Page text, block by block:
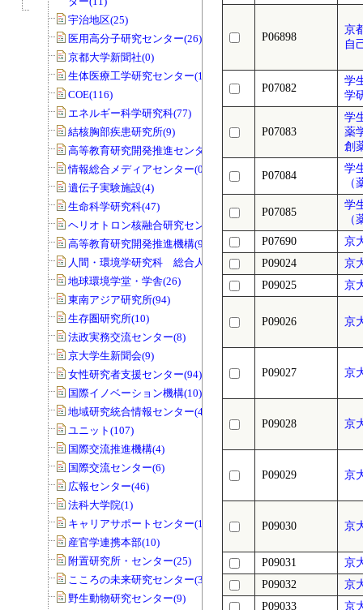
宇治地区(25)
医用高分子研究センター(26)
京都大学新聞社(0)
生体医療工学研究センター(19)
COE(116)
エネルギー科学研究科(77)
結核胸部疾患研究所(9)
高等教育研究開発推進センター(68)
情報総合メディアセンター(0)
遺伝子実験施設(4)
生命科学研究科(47)
ヘリオトロン核融合研究センター(8)
高等教育研究開発推進機構(99)
人間・環境学研究科 総合人間学部(28)
地球環境学堂・学舎(26)
東南アジア研究所(94)
生存圏研究所(10)
法政実務交流センター(8)
京大学生新聞会(9)
女性研究者支援センター(94)
国際イノベーション機構(10)
地域研究統合情報センター(40)
ユニット(107)
国際交流推進機構(4)
国際交流センター(6)
広報センター(46)
法科大学院(1)
キャリアサポートセンター(1)
産官学連携本部(10)
附置研究所・センター(25)
こころの未来研究センター(33)
野生動物研究センター(9)
P06898
京
自
P07082
学
学
P07083
学
薬
創
P07084
学
（
P07085
学
P07690
京
P09024
京
P09025
京
P09026 京
P09027 京
P09028 京
P09029 京
P09030 京
P09031
京
P09032
京
P09033
京